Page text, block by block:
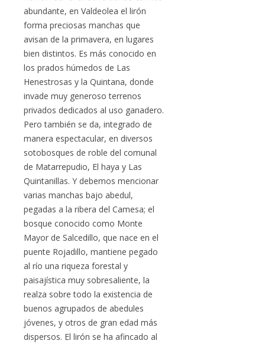
abundante, en Valdeolea el lirón
forma preciosas manchas que
avisan de la primavera, en lugares
bien distintos. Es más conocido en
los prados húmedos de Las
Henestrosas y la Quintana, donde
invade muy generoso terrenos
privados dedicados al uso ganadero.
Pero también se da, integrado de
manera espectacular, en diversos
sotobosques de roble del comunal
de Matarrepudio, El haya y Las
Quintanillas. Y debemos mencionar
varias manchas bajo abedul,
pegadas a la ribera del Camesa; el
bosque conocido como Monte
Mayor de Salcedillo, que nace en el
puente Rojadillo, mantiene pegado
al río una riqueza forestal y
paisajística muy sobresaliente, la
realza sobre todo la existencia de
buenos agrupados de abedules
jóvenes, y otros de gran edad más
dispersos. El lirón se ha afincado al